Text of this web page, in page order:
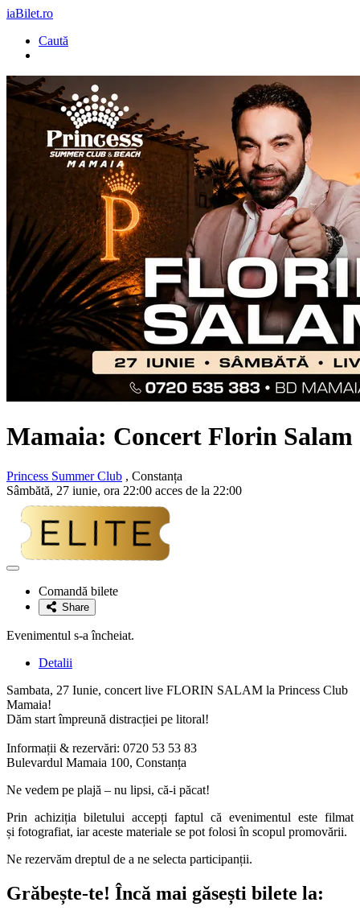
iaBilet.ro
Caută
Mamaia: Concert Florin Salam
Princess Summer Club , Constanța
Sâmbătă, 27 iunie, ora 22:00 acces de la 22:00
Adaugă
favoriteComandă bilete
Share
Evenimentul s-a încheiat.
Detalii
Sambata, 27 Iunie, concert live FLORIN SALAM la Princess Club
Mamaia!
Dăm start împreună distracției pe litoral!
Informații & rezervări: 0720 53 53 83
Bulevardul Mamaia 100, Constanța
Ne vedem pe plajă – nu lipsi, că-i păcat!
Prin achiziția biletului accepți faptul că evenimentul este filmat
și fotografiat, iar aceste materiale se pot folosi în scopul promovării.
Ne rezervăm dreptul de a ne selecta participanții.
Grăbește-te! Încă mai găsești bilete la: